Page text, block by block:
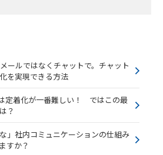
ールではなくチャットで。チャット
を実現できる方法
着化が一番難しい！ ではこの最
？
」社内コミュニケーションの仕組み
すか？